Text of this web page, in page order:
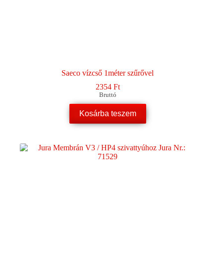
Saeco vízcső 1méter szűrővel
2354 Ft
Bruttó
Kosárba teszem